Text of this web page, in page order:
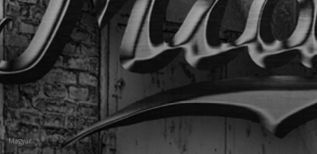
Magyar